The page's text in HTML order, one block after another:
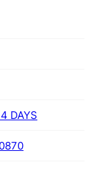
DAYS